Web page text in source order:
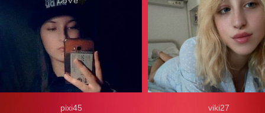
pixi45
viki27